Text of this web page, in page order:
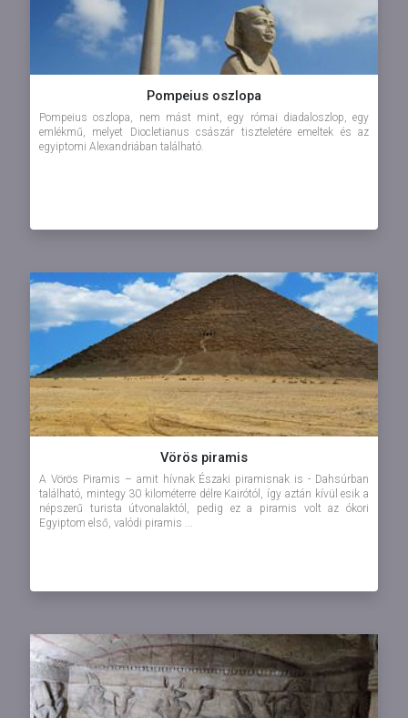
Pompeius oszlopa
Pompeius oszlopa, nem mást mint, egy római diadaloszlop, egy
emlékmű, melyet Diocletianus császár tiszteletére emeltek és az
egyiptomi Alexandriában található.
Vörös piramis
A Vörös Piramis – amit hívnak Északi piramisnak is - Dahsúrban
található, mintegy 30 kilométerre délre Kairótól, így aztán kívül esik a
népszerű turista útvonalaktól, pedig ez a piramis volt az ókori
Egyiptom első, valódi piramis ...